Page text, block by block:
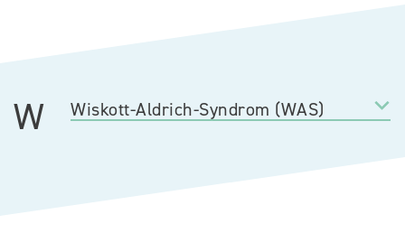
W Wiskott-Aldrich-Syndrom (WAS)